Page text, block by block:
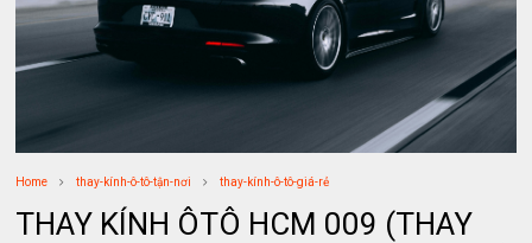
Home thay-kính-ô-tô-tận-nơi thay-kính-ô-tô-giá-rẻ
THAY KÍNH ÔTÔ HCM 009 (THAY